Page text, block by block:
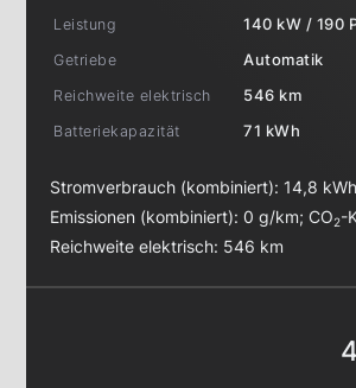
Leistung
140 kW / 190
Getriebe
Automatik
Reichweite elektrisch
546 km
Batteriekapazität
71 kWh
Stromverbrauch (kombiniert): 14,8
Emissionen (kombiniert):0 g/km;CO2-
Reichweite elektrisch: 546 km